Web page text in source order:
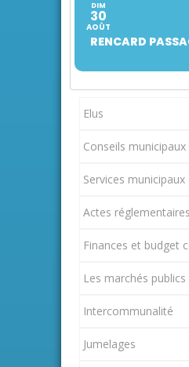
DIM
30
AOÛT
RENCARD
Elus
Conseils municipaux
Services municipaux
Actes réglementaires
Finances et budget
Les marchés publics
Intercommunalité
Jumelages